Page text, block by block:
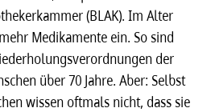
(BLAK). Im Alter
Medikamente ein. So sind
der
über 70 Jahre. Aber: Selbst
wissen oftmals nicht, dass sie